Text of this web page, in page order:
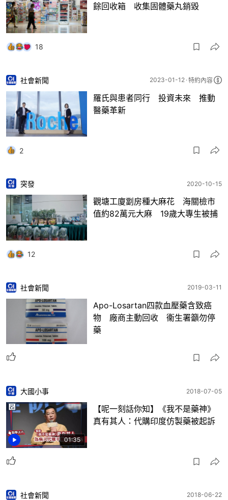
餘回收箱 收集固體藥丸銷毀
18
社會新聞 2023-01-12 特約內容
羅氏與患者同行 投資未來 推動
醫藥革新
2
突發 2020-10-15
觀塘工廈劏房種大麻花 海關檢市
值約82萬元大麻 19歲大專生被捕
12
社會新聞 2019-03-11
Apo-Losartan四款血壓藥含致癌
物 廠商主動回收 衞生署籲勿停
藥
01:35
大國小事 2018-07-05
【呢一刻話你知】《我不是藥神》
真有其人：代購印度仿製藥被起訴
社會新聞 2018-06-22